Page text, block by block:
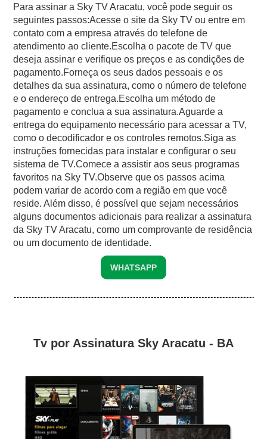
Para assinar a Sky TV Aracatu, você pode seguir os
seguintes passos:Acesse o site da Sky TV ou entre em
contato com a empresa através do telefone de
atendimento ao cliente.Escolha o pacote de TV que
deseja assinar e verifique os preços e as condições de
pagamento.Forneça os seus dados pessoais e os
detalhes da sua assinatura, como o número de telefone
e o endereço de entrega.Escolha um método de
pagamento e conclua a sua assinatura.Aguarde a
entrega do equipamento necessário para acessar a TV,
como o decodificador e os controles remotos.Siga as
instruções fornecidas para instalar e configurar o seu
sistema de TV.Comece a assistir aos seus programas
favoritos na Sky TV.Observe que os passos acima
podem variar de acordo com a região em que você
reside. Além disso, é possível que sejam necessários
alguns documentos adicionais para realizar a assinatura
da Sky TV Aracatu, como um comprovante de residência
ou um documento de identidade.
WHATSAPP
Tv por Assinatura Sky Aracatu - BA